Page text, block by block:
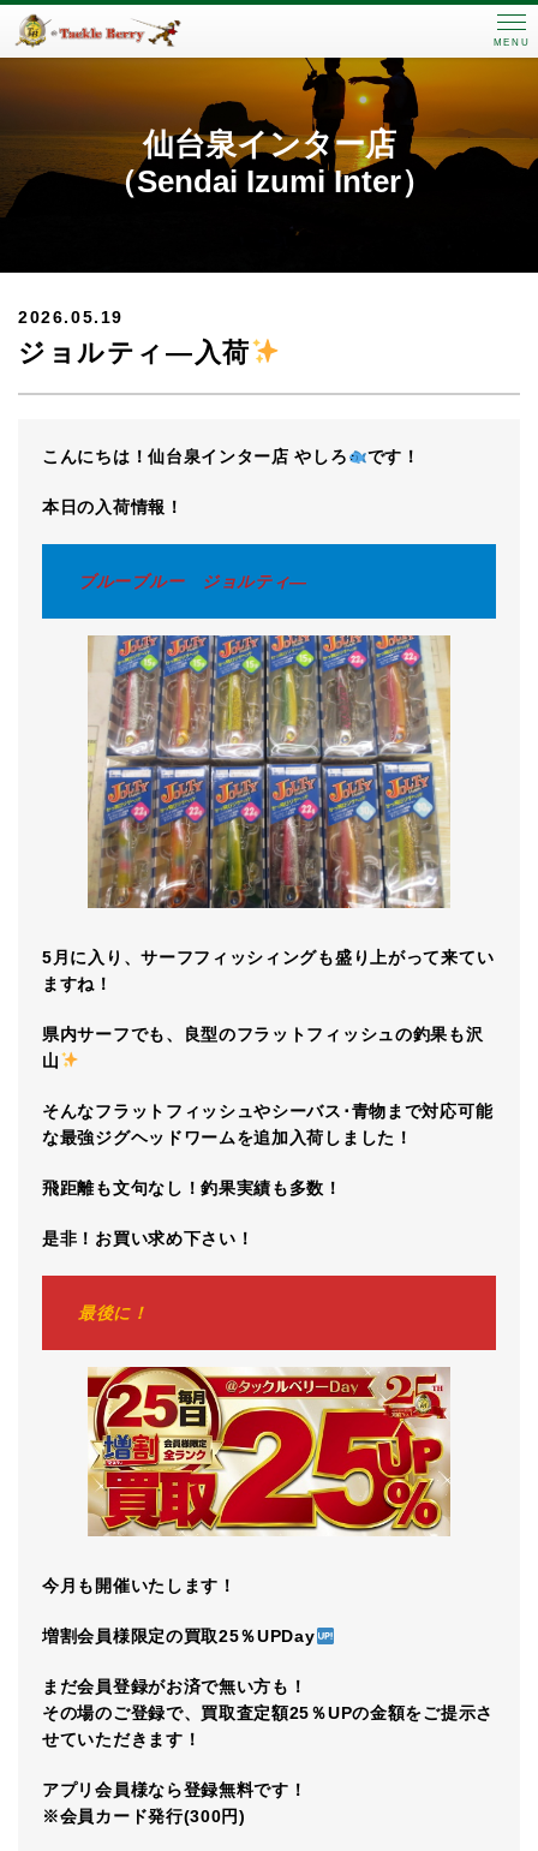
MENU
仙台泉インター店
（Sendai Izumi Inter）
2026.05.19
ジョルティ―入荷
こんにちは！仙台泉インター店 やしろ です！
本日の入荷情報！
ブルーブルー ジョルティ―
5月に入り、サーフフィッシィングも盛り上がって来てい
ますね！
県内サーフでも、良型のフラットフィッシュの釣果も沢
山
そんなフラットフィッシュやシーバス･青物まで対応可能
な最強ジグヘッドワームを追加入荷しました！
飛距離も文句なし！釣果実績も多数！
是非！お買い求め下さい！
最後に！
今月も開催いたします！
増割会員様限定の買取25％UPDay
まだ会員登録がお済で無い方も！
その場のご登録で、買取査定額25％UPの金額をご提示さ
せていただきます！
アプリ会員様なら登録無料です！
※会員カード発行(300円)